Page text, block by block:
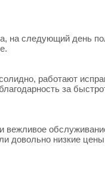
на следующий день
работают
за
вежливое
довольно низкие